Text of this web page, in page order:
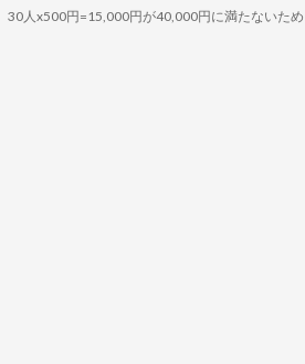
人x500円=15,000円が40,000円に満たない